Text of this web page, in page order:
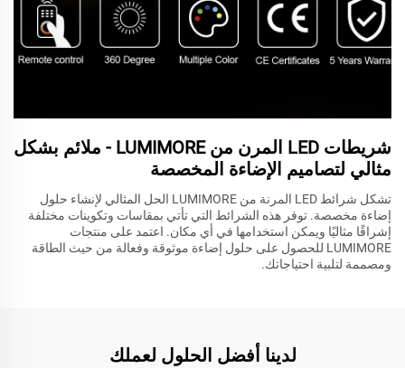
شريطات LED المرن من LUMIMORE - ملائم بشكل
مثالي لتصاميم الإضاءة المخصصة
تشكل شرائط LED المرنة من LUMIMORE الحل المثالي لإنشاء حلول
إضاءة مخصصة. توفر هذه الشرائط التي تأتي بمقاسات وتكوينات مختلفة
إشراقًا مثاليًا ويمكن استخدامها في أي مكان. اعتمد على منتجات
LUMIMORE للحصول على حلول إضاءة موثوقة وفعالة من حيث الطاقة
ومصممة لتلبية احتياجاتك.
لدينا أفضل الحلول لعملك